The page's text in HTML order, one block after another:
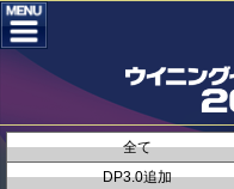
全て
DP3.0追加